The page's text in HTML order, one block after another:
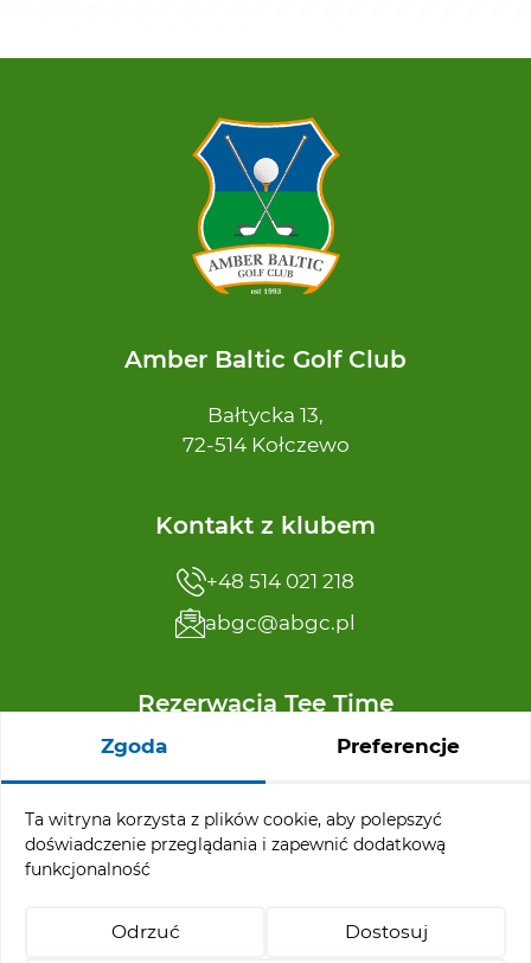
Amber Baltic Golf Club
Bałtycka 13,
72-514 Kołczewo
Kontakt z klubem
+48 514 021 218
abgc@abgc.pl
Rezerwacja Tee Time
+48 91 32 65 110
Zgoda Preferencje
Ta witryna korzysta z plików cookie, aby polepszyć
doświadczenie przeglądania i zapewnić dodatkową
funkcjonalność
Odrzuć Dostosuj